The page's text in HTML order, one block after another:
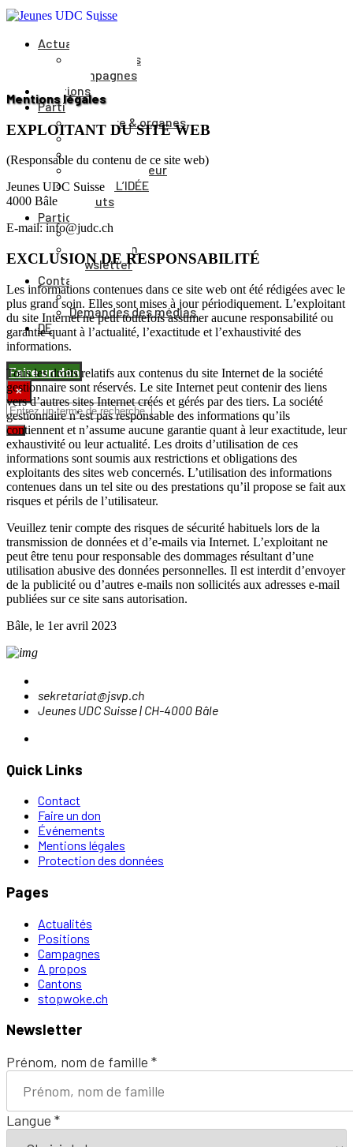
Actualités
Événements
Campagnes
Positions
Parti
Structure & organes
Cantons
Comité du parti
Comité directeur
Journal L’IDÉE
Statuts
Participer
Adhésion
Faire un don
Newsletter
Contact
Vers le formulaire
Demandes des médias
DE
Faire un don
×
Mentions légales
EXPLOITANT DU SITE WEB
(Responsable du contenu de ce site web)
Jeunes UDC Suisse
4000 Bâle
E-mail: info@judc.ch
EXCLUSION DE RESPONSABILITÉ
Les informations contenues dans ce site web ont été rédigées avec le
plus grand soin. Elles sont mises à jour périodiquement. L’exploitant
du site Internet ne peut toutefois assumer aucune responsabilité ou
garantie quant à l’actualité, l’exactitude et l’exhaustivité des
informations.
Tous les droits relatifs aux contenus du site Internet de la société
gestionnaire sont réservés. Le site Internet peut contenir des liens
vers d’autres sites Internet créés et gérés par des tiers. La société
gestionnaire n’est pas responsable des informations qu’ils
contiennent et n’assume aucune garantie quant à leur exactitude, leur
exhaustivité ou leur actualité. Les droits d’utilisation de ces
informations sont soumis aux restrictions et obligations des
exploitants des sites web concernés. L’utilisation des informations
contenues dans un tel site ou des prestations qu’il propose se fait aux
risques et périls de l’utilisateur.
Veuillez tenir compte des risques de sécurité habituels lors de la
transmission de données et d’e-mails via Internet. L’exploitant ne
peut être tenu pour responsable des dommages résultant d’une
utilisation abusive des données personnelles. Il est interdit d’envoyer
de la publicité ou d’autres e-mails non sollicités aux adresses e-mail
publiées sur ce site sans autorisation.
Bâle, le 1er avril 2023
sekretariat@jsvp.ch
Jeunes UDC Suisse | CH-4000 Bâle
Quick Links
Contact
Faire un don
Événements
Mentions légales
Protection des données
Pages
Actualités
Positions
Campagnes
A propos
Cantons
stopwoke.ch
Newsletter
Prénom, nom de famille *
Langue *